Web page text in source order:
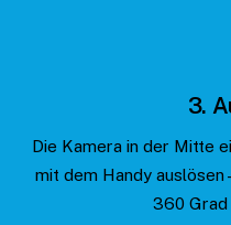
3.
Die Kamera in der Mitte
mit dem Handy auslösen
360